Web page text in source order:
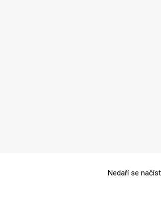
Nedaří se